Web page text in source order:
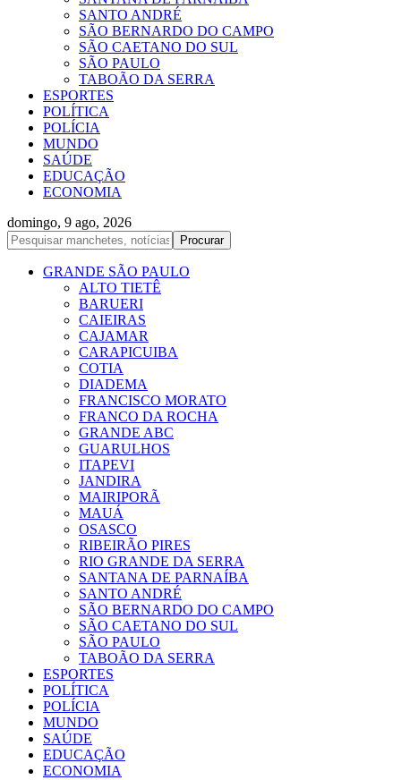
SANTO ANDRÉ
SÃO BERNARDO DO CAMPO
SÃO CAETANO DO SUL
SÃO PAULO
TABOÃO DA SERRA
ESPORTES
POLÍTICA
POLÍCIA
MUNDO
SAÚDE
EDUCAÇÃO
ECONOMIA
domingo, 9 ago, 2026
GRANDE SÃO PAULO
ALTO TIETÊ
BARUERI
CAIEIRAS
CAJAMAR
CARAPICUIBA
COTIA
DIADEMA
FRANCISCO MORATO
FRANCO DA ROCHA
GRANDE ABC
GUARULHOS
ITAPEVI
JANDIRA
MAIRIPORÃ
MAUÁ
OSASCO
RIBEIRÃO PIRES
RIO GRANDE DA SERRA
SANTANA DE PARNAÍBA
SANTO ANDRÉ
SÃO BERNARDO DO CAMPO
SÃO CAETANO DO SUL
SÃO PAULO
TABOÃO DA SERRA
ESPORTES
POLÍTICA
POLÍCIA
MUNDO
SAÚDE
EDUCAÇÃO
ECONOMIA